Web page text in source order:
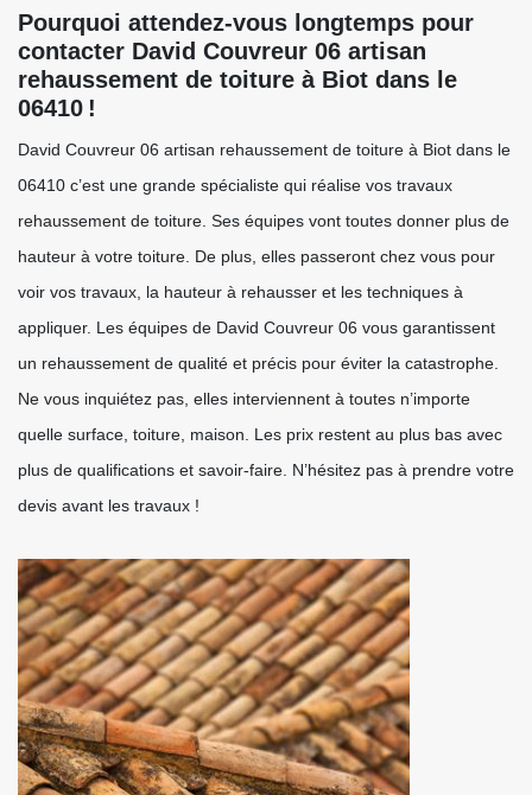
Pourquoi attendez-vous longtemps pour
contacter David Couvreur 06 artisan
rehaussement de toiture à Biot dans le
06410 !
David Couvreur 06 artisan rehaussement de toiture à Biot dans le
06410 c’est une grande spécialiste qui réalise vos travaux
rehaussement de toiture. Ses équipes vont toutes donner plus de
hauteur à votre toiture. De plus, elles passeront chez vous pour
voir vos travaux, la hauteur à rehausser et les techniques à
appliquer. Les équipes de David Couvreur 06 vous garantissent
un rehaussement de qualité et précis pour éviter la catastrophe.
Ne vous inquiétez pas, elles interviennent à toutes n’importe
quelle surface, toiture, maison. Les prix restent au plus bas avec
plus de qualifications et savoir-faire. N’hésitez pas à prendre votre
devis avant les travaux !